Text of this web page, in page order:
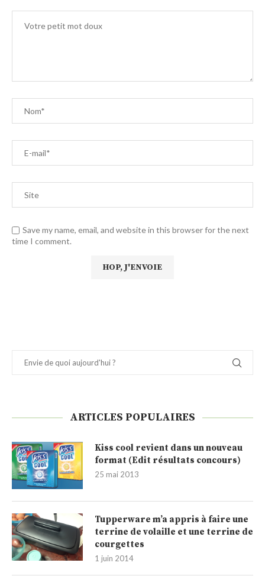
Save my name, email, and website in this browser for the next
time I comment.
ARTICLES POPULAIRES
Kiss cool revient dans un nouveau
format (Edit résultats concours)
25 mai 2013
Tupperware m’a appris à faire une
terrine de volaille et une terrine de
courgettes
1 juin 2014